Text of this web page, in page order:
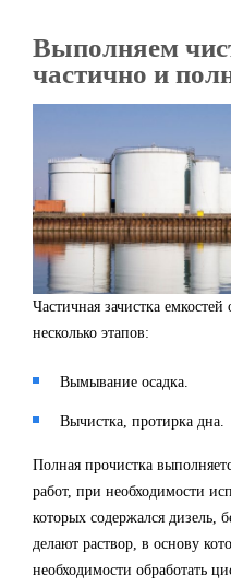
Выполняем
частично и
Частичная зачистка
несколько этапов:
Вымывание осадка.
Вычистка, протирка дна.
Полная прочистка
работ, при необходимости
которых содержался дизель,
делают раствор, в основу
необходимости обработать